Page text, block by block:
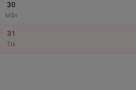
30
Mån
31
Tis